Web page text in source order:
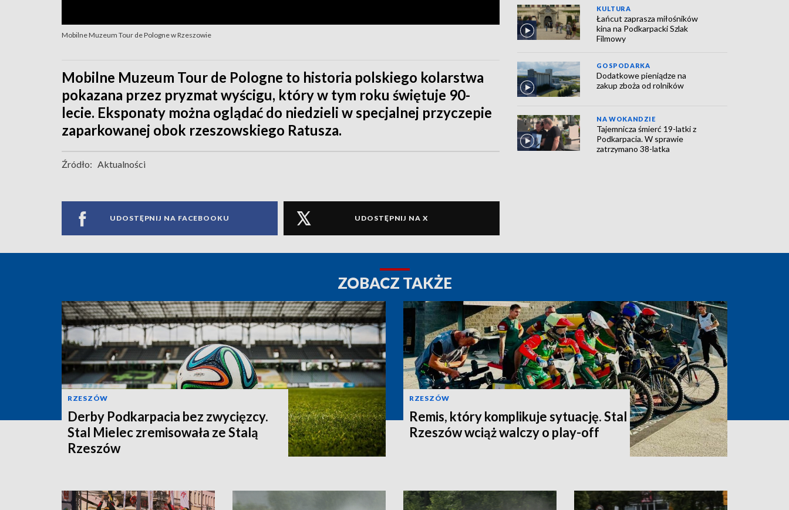
Mobilne Muzeum Tour de Pologne w Rzeszowie
Mobilne Muzeum Tour de Pologne to historia polskiego kolarstwa
pokazana przez pryzmat wyścigu, który w tym roku świętuje 90-
lecie. Eksponaty można oglądać do niedzieli w specjalnej przyczepie
zaparkowanej obok rzeszowskiego Ratusza.
Źródło: Aktualności
UDOSTĘPNIJ NA FACEBOOKU UDOSTĘPNIJ NA X
KULTURA
Łańcut zaprasza miłośników
kina na Podkarpacki Szlak
Filmowy
GOSPODARKA
Dodatkowe pieniądze na
zakup zboża od rolników
NA WOKANDZIE
Tajemnicza śmierć 19-latki z
Podkarpacia. W sprawie
zatrzymano 38-latka
ZOBACZ TAKŻE
RZESZÓW
Derby Podkarpacia bez zwycięzcy.
Stal Mielec zremisowała ze Stalą
Rzeszów
RZESZÓW
Remis, który komplikuje sytuację. Stal
Rzeszów wciąż walczy o play-off